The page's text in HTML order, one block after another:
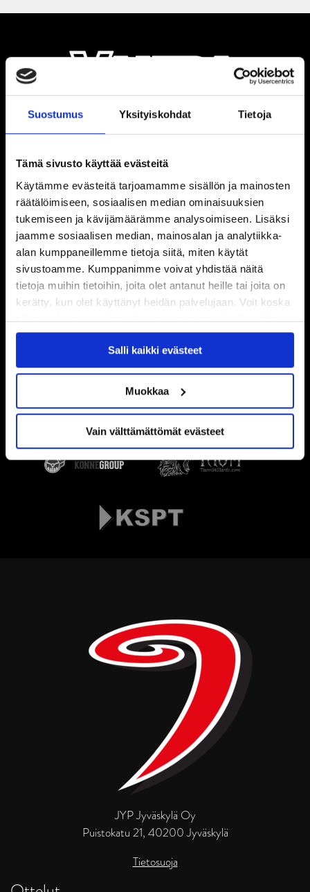
Suostumus Yksityiskohdat Tietoja
Tämä sivusto käyttää evästeitä
Käytämme evästeitä tarjoamamme sisällön ja mainosten
räätälöimiseen, sosiaalisen median ominaisuuksien
tukemiseen ja kävijämäärämme analysoimiseen. Lisäksi
jaamme sosiaalisen median, mainosalan ja analytiikka-
alan kumppaneillemme tietoja siitä, miten käytät
sivustoamme. Kumppanimme voivat yhdistää näitä
tietoja muihin tietoihin, joita olet antanut heille tai joita on
kerätty, kun olet käyttänyt heidän palvelujaan. Voit koska
tahansa kumota tai muuttaa suostumustasi evästeiden
käytöstäEvästeet-sivultamme.
Salli kaikki evästeet
Muokkaa
Vain välttämättömät evästeet
JYP Jyväskylä Oy
Puistokatu 21, 40200 Jyväskylä
Tietosuoja